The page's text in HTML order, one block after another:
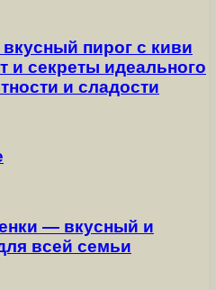
вкусный пирог с киви
и секреты идеального
и сладости
— вкусный и
всей семьи